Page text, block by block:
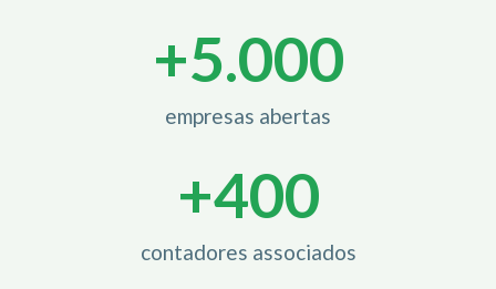
empresas abertas
+5.000
contadores associados
+400